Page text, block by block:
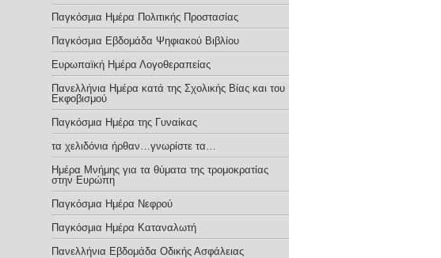
Παγκόσμια Ημέρα Πολιτικής Προστασίας
Παγκόσμια Εβδομάδα Ψηφιακού Βιβλίου
Ευρωπαϊκή Ημέρα Λογοθεραπείας
Πανελλήνια Ημέρα κατά της Σχολικής Βίας και του
Εκφοβισμού
Παγκόσμια Ημέρα της Γυναίκας
τα χελιδόνια ήρθαν…γνωρίστε τα…
Ημέρα Μνήμης για τα θύματα της τρομοκρατίας
στην Ευρώπη
Παγκόσμια Ημέρα Νεφρού
Παγκόσμια Ημέρα Καταναλωτή
Πανελλήνια Εβδομάδα Οδικής Ασφάλειας